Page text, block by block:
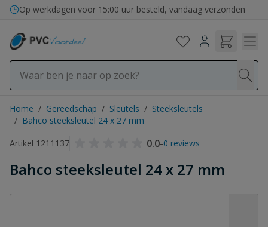
Ga naar de inhoud
Op werkdagen voor 15:00 uur besteld, vandaag verzonden
Home / Gereedschap / Sleutels / Steeksleutels
/ Bahco steeksleutel 24 x 27 mm
Artikel 1211137
0.0-0 reviews
Bahco steeksleutel 24 x 27 mm